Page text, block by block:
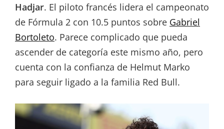
Hadjar. El piloto francés lidera el campeonato
de Fórmula 2 con 10.5 puntos sobre Gabriel
Bortoleto. Parece complicado que pueda
ascender de categoría este mismo año, pero
cuenta con la confianza de Helmut Marko
para seguir ligado a la familia Red Bull.